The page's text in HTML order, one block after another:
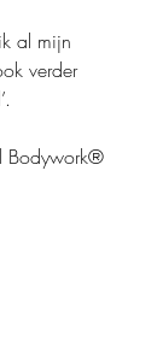
al mijn
verder
Bodywork®️